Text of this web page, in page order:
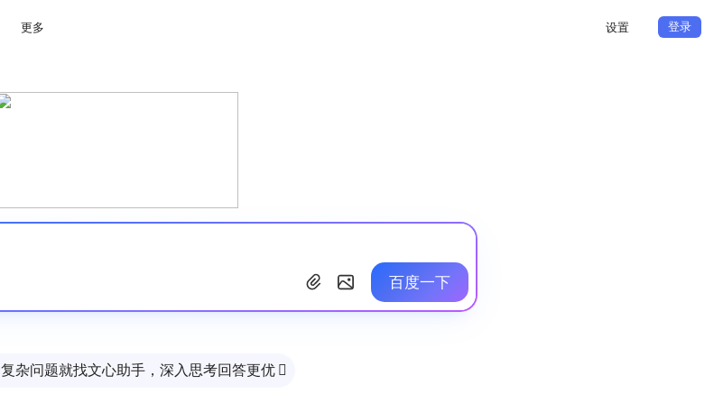
更多 设置 登录
百度一下
复杂问题就找文心助手，深入思考回答更优 